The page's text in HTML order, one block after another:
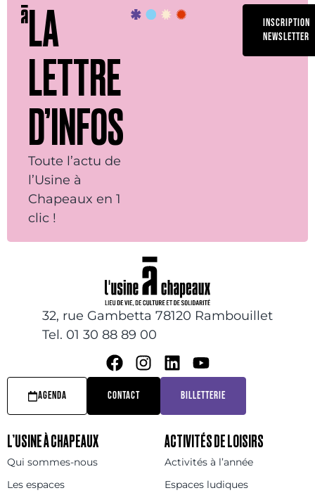
LA
LETTRE
D’INFOS
Toute l’actu de
l’Usine à
Chapeaux en 1
clic !
INSCRIPTION
NEWSLETTER
32, rue Gambetta 78120 Rambouillet
Tel. 01 30 88 89 00
AGENDA CONTACT BILLETTERIE
L’USINE À CHAPEAUX
Qui sommes-nous
Les espaces
ACTIVITÉS DE LOISIRS
Activités à l’année
Espaces ludiques